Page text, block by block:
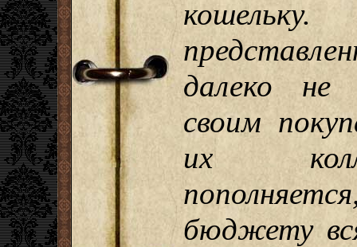
далеко не
своим
их
бюджету